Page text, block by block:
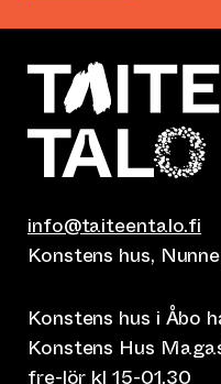
info@taiteentalo.fi
Konstens hus,
Konstens hus i Åbo
Konstens Hus
fre-lör kl 15-01.30